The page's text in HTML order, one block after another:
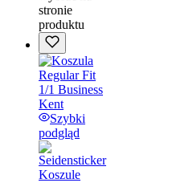
stronie
produktu
Szybki
podgląd
Koszule